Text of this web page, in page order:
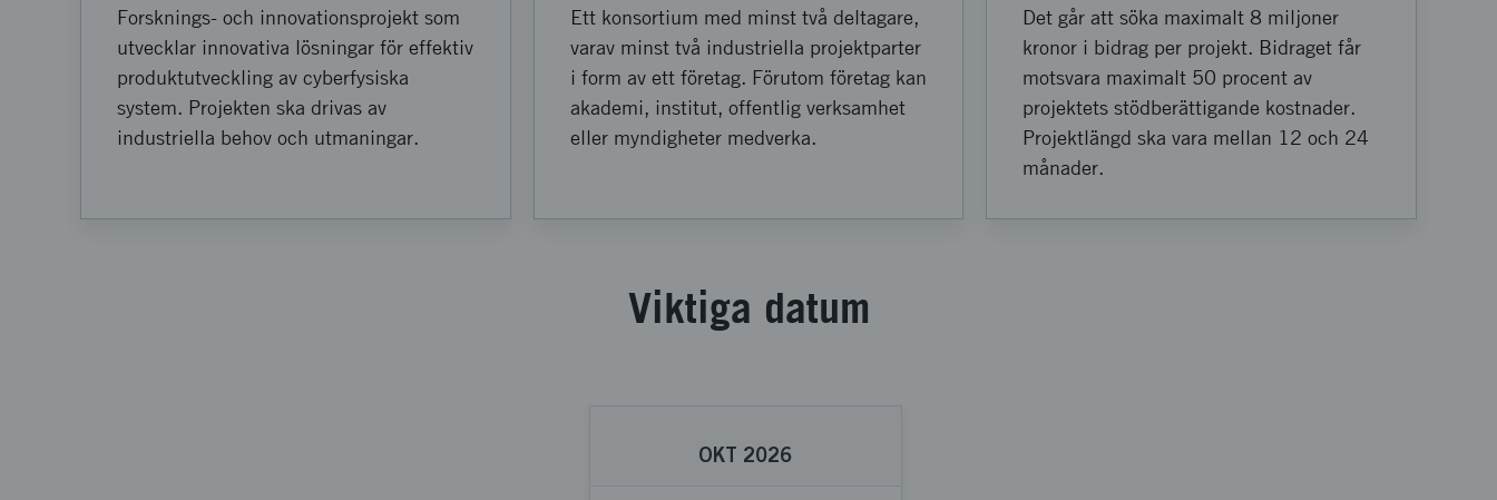
Forsknings- och innovationsprojekt som
utvecklar innovativa lösningar för effektiv
produktutveckling av cyberfysiska
system. Projekten ska drivas av
industriella behov och utmaningar.
Ett konsortium med minst två deltagare,
varav minst två industriella projektparter
i form av ett företag. Förutom företag kan
akademi, institut, offentlig verksamhet
eller myndigheter medverka.
Det går att söka maximalt 8 miljoner
kronor i bidrag per projekt. Bidraget får
motsvara maximalt 50 procent av
projektets stödberättigande kostnader.
Projektlängd ska vara mellan 12 och 24
månader.
Viktiga datum
OKT 2026